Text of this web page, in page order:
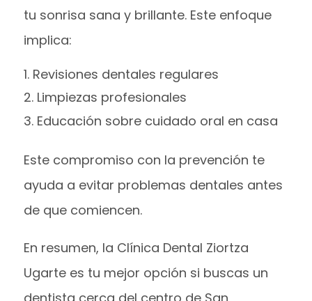
tu sonrisa sana y brillante. Este enfoque
implica:
Revisiones dentales regulares
Limpiezas profesionales
Educación sobre cuidado oral en casa
Este compromiso con la prevención te
ayuda a evitar problemas dentales antes
de que comiencen.
En resumen, la Clínica Dental Ziortza
Ugarte es tu mejor opción si buscas un